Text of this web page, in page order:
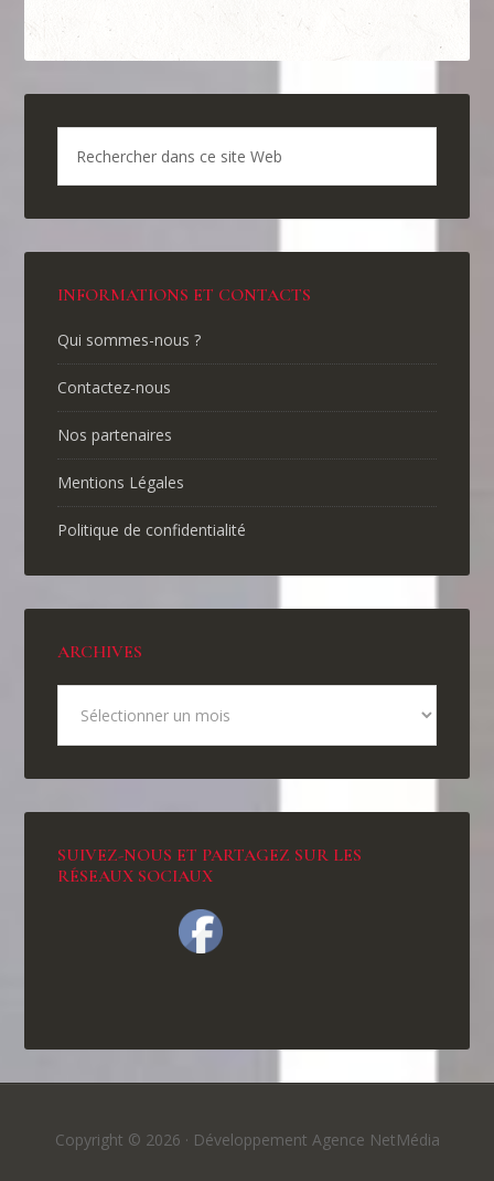
INFORMATIONS ET CONTACTS
Qui sommes-nous ?
Contactez-nous
Nos partenaires
Mentions Légales
Politique de confidentialité
ARCHIVES
SUIVEZ-NOUS ET PARTAGEZ SUR LES
RÉSEAUX SOCIAUX
Copyright © 2026 · Développement Agence NetMédia